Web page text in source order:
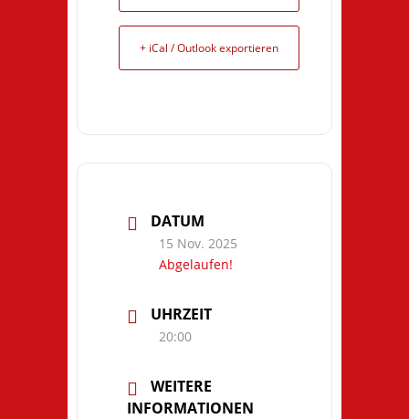
+ iCal / Outlook exportieren
DATUM
15 Nov. 2025
Abgelaufen!
UHRZEIT
20:00
WEITERE
INFORMATIONEN